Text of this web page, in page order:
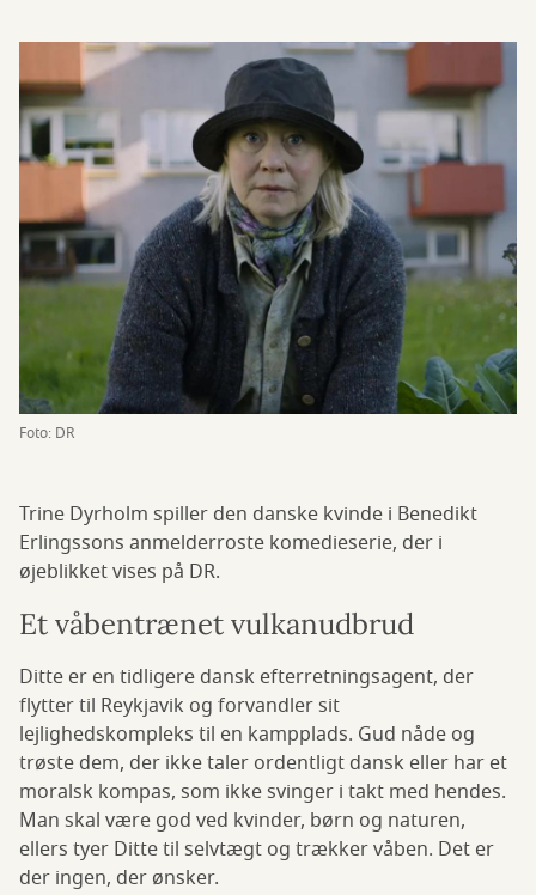
Foto: DR
Trine Dyrholm spiller den danske kvinde i Benedikt
Erlingssons anmelderroste komedieserie, der i
øjeblikket vises på DR.
Et våbentrænet vulkanudbrud
Ditte er en tidligere dansk efterretningsagent, der
flytter til Reykjavik og forvandler sit
lejlighedskompleks til en kampplads. Gud nåde og
trøste dem, der ikke taler ordentligt dansk eller har et
moralsk kompas, som ikke svinger i takt med hendes.
Man skal være god ved kvinder, børn og naturen,
ellers tyer Ditte til selvtægt og trækker våben. Det er
der ingen, der ønsker.